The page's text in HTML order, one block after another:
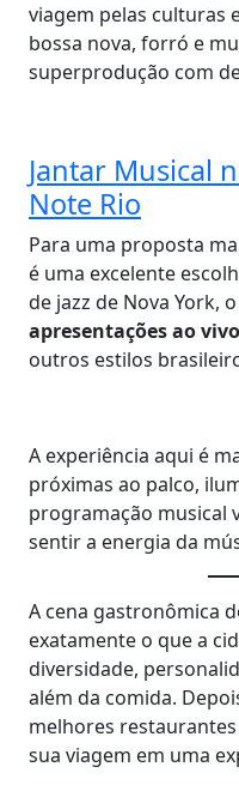
viagem pelas culturas
bossa nova, forró e
superprodução com
Jantar Musical
Note Rio
Para uma proposta
é uma excelente
de jazz de Nova York,
apresentações ao vivo
outros estilos
A experiência aqui é
próximas ao palco,
programação musical
sentir a energia da
A cena gastronômica
exatamente o que a
diversidade,
além da comida.
melhores
sua viagem em uma